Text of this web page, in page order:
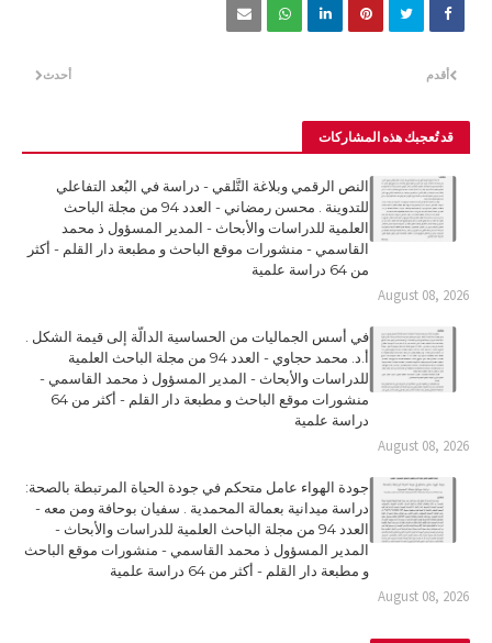
أحدث أقدم
قد تُعجبك هذه المشاركات
النص الرقمي وبلاغة التَّلقي - دراسة في البُعد التفاعلي
للتدوينة . محسن رمضاني - العدد 94 من مجلة الباحث
العلمية للدراسات والأبحاث - المدير المسؤول ذ محمد
القاسمي - منشورات موقع الباحث و مطبعة دار القلم - أكثر
من 64 دراسة علمية
August 08, 2026
في أسس الجماليات من الحساسية الدالّة إلى قيمة الشكل .
أ.د. محمد حجاوي - العدد 94 من مجلة الباحث العلمية
للدراسات والأبحاث - المدير المسؤول ذ محمد القاسمي -
منشورات موقع الباحث و مطبعة دار القلم - أكثر من 64
دراسة علمية
August 08, 2026
جودة الهواء عامل متحكم في جودة الحياة المرتبطة بالصحة:
دراسة ميدانية بعمالة المحمدية . سفيان بوحافة ومن معه -
العدد 94 من مجلة الباحث العلمية للدراسات والأبحاث -
المدير المسؤول ذ محمد القاسمي - منشورات موقع الباحث
و مطبعة دار القلم - أكثر من 64 دراسة علمية
August 08, 2026